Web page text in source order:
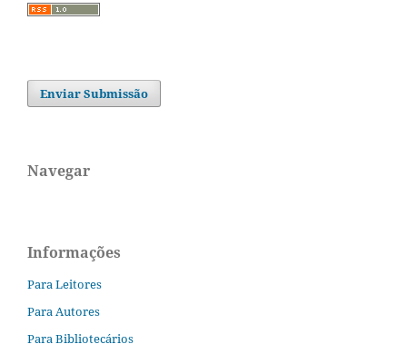
Enviar Submissão
Navegar
Informações
Para Leitores
Para Autores
Para Bibliotecários